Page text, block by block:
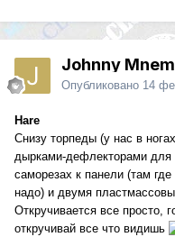
Johnny
Опубликовано 14
Hare
Снизу торпеды (у нас в
дырками-дефлекторами для
саморезах к панели (там
надо) и двумя
Откручивается все просто,
откручивай все что видишь